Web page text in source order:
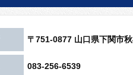
〒751-0877 山口県下関市
083-256-6539